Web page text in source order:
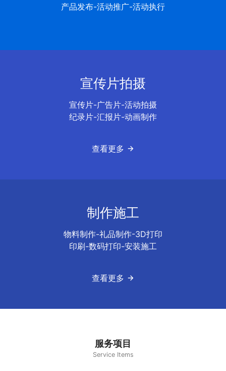
产品发布-活动推广-活动执行
宣传片拍摄
宣传片-广告片-活动拍摄
纪录片-汇报片-动画制作
查看更多
制作施工
物料制作-礼品制作-3D打印
印刷-数码打印-安装施工
查看更多
服务项目
Service Items